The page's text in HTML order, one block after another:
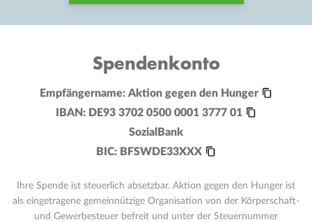
Spendenkonto
Empfängername: Aktion gegen den Hunger
IBAN: DE93 3702 0500 0001 3777 01
SozialBank
BIC: BFSWDE33XXX
Ihre Spende ist steuerlich absetzbar. Aktion gegen den Hunger ist
als eingetragene gemeinnützige Organisation von der Körperschaft-
und Gewerbesteuer befreit und unter der Steuernummer